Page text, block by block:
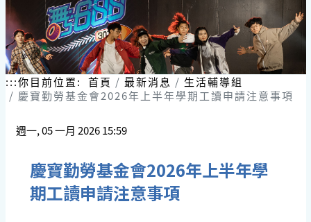
:::你目前位置: 首頁 最新消息
生活輔導組
慶寶勤勞基金會2026年上半年學期工讀申請注意事項
週一, 05 一月 2026 15:59
慶寶勤勞基金會2026年上半年學
期工讀申請注意事項